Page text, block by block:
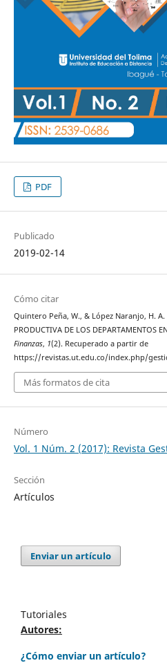
PDF
Publicado
2019-02-14
Cómo citar
Quintero Peña, W., & López Naranjo, H. A.
PRODUCTIVA DE LOS DEPARTAMENTOS
Finanzas, 1(2). Recuperado a partir de
https://revistas.ut.edu.co/index.php/
Más formatos de cita
Número
Vol. 1 Núm. 2 (2017): Revista
Sección
Artículos
Enviar un artículo
Tutoriales
Autores:
¿Cómo enviar un artículo?